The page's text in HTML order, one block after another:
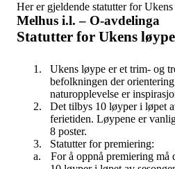
Her er gjeldende statutter for
Melhus i.l. – O-avdelinga
Statutter for Ukens
1.
Ukens løype er et trim- og
befolkningen der
naturopplevelse er
2.
Det tilbys 10 løyper i løpet
ferietiden. Løypene er
8 poster.
3.
Statutter for premiering:
a.
For å oppnå premiering